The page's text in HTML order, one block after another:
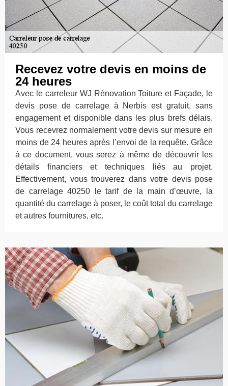
Recevez votre devis en moins de
24 heures
Avec le carreleur WJ Rénovation Toiture et Façade, le
devis pose de carrelage à Nerbis est gratuit, sans
engagement et disponible dans les plus brefs délais.
Vous recevrez normalement votre devis sur mesure en
moins de 24 heures après l’envoi de la requête. Grâce
à ce document, vous serez à même de découvrir les
détails financiers et techniques liés au projet.
Effectivement, vous trouverez dans votre devis pose
de carrelage 40250 le tarif de la main d’œuvre, la
quantité du carrelage à poser, le coût total du carrelage
et autres fournitures, etc.